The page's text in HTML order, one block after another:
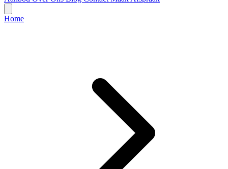
Home